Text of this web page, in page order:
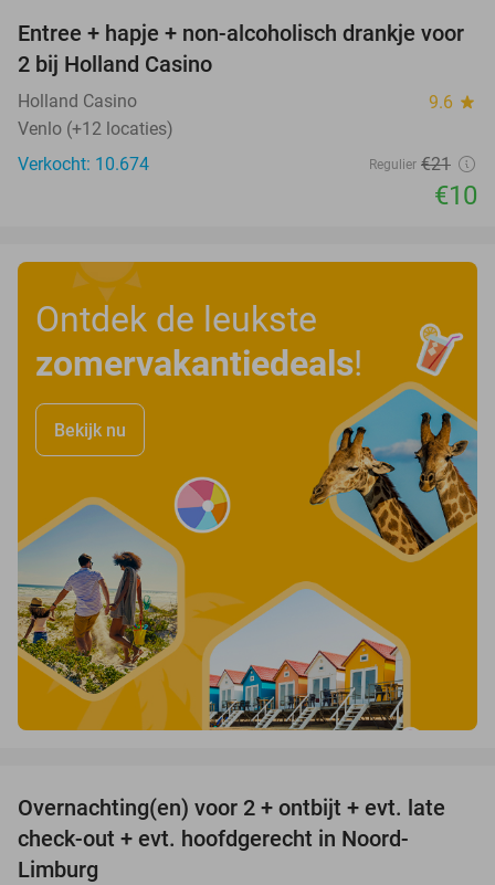
52%
Entree + hapje + non-alcoholisch drankje voor
2 bij Holland Casino
Holland Casino 9.6 star
Venlo (+12 locaties)
Verkocht: 10.674
Regulier €21
€10
Ontdek de leukste
zomervakantiedeals!
Bekijk nu
42%
Overnachting(en) voor 2 + ontbijt + evt. late
check-out + evt. hoofdgerecht in Noord-
Limburg